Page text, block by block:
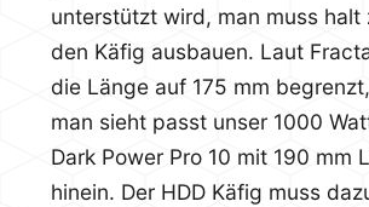
unterstützt wird, man muss halt
den Käfig ausbauen. Laut
die Länge auf 175 mm
man sieht passt unser 1000
Dark Power Pro 10 mit 190 mm
hinein. Der HDD Käfig muss